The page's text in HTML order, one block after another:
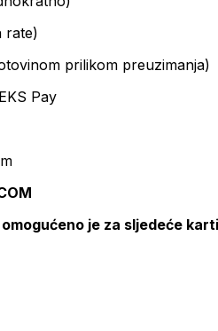
rate)
prilikom preuzimanja)
Pay
je za sljedeće